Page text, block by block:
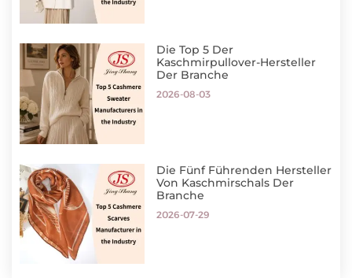
Die Top 5 Der
Kaschmirpullover-Hersteller
Der Branche
2026-08-03
Die Fünf Führenden Hersteller
Von Kaschmirschals Der
Branche
2026-07-29